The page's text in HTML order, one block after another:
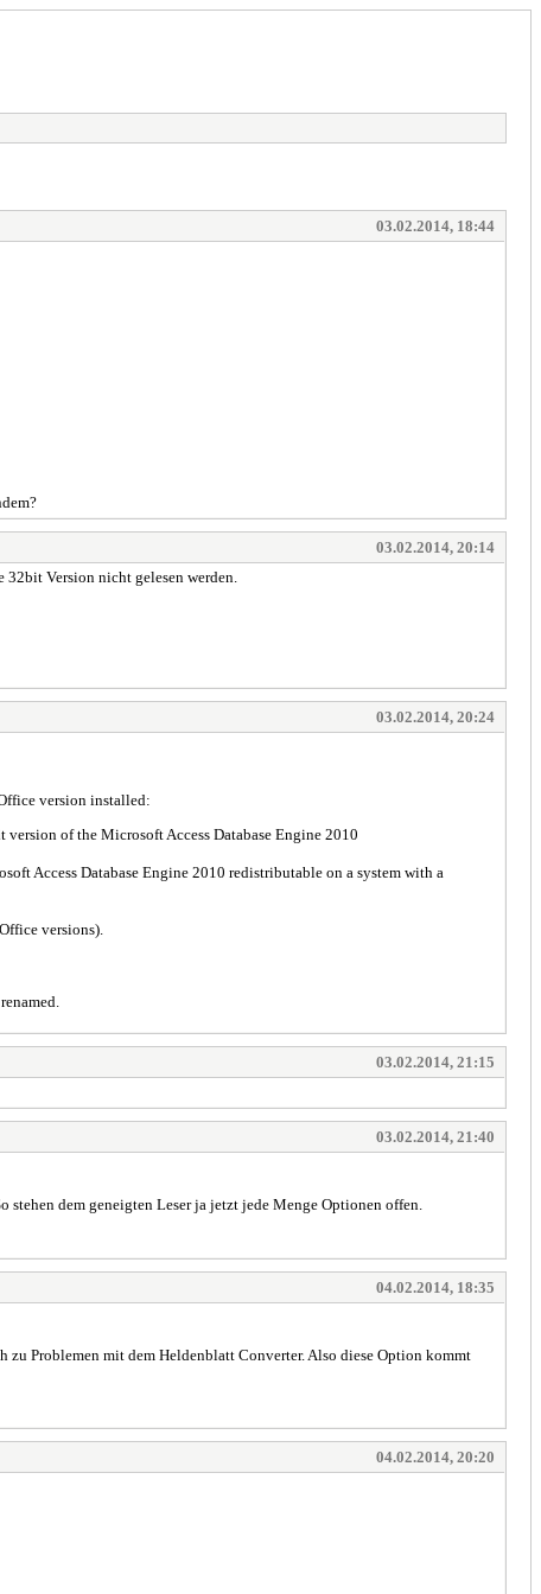
03.02.2014, 18:44
03.02.2014, 20:14
Version nicht gelesen werden.
03.02.2014, 20:24
version installed:
of the Microsoft Access Database Engine 2010
Access Database Engine 2010 redistributable on a system with a
versions).
03.02.2014, 21:15
03.02.2014, 21:40
dem geneigten Leser ja jetzt jede Menge Optionen offen.
04.02.2014, 18:35
Problemen mit dem Heldenblatt Converter. Also diese Option kommt
04.02.2014, 20:20